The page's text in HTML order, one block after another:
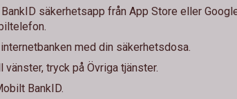
säkerhetsapp från App Store eller
med din säkerhetsdosa.
vänster, tryck på Övriga tjänster.
BankID.